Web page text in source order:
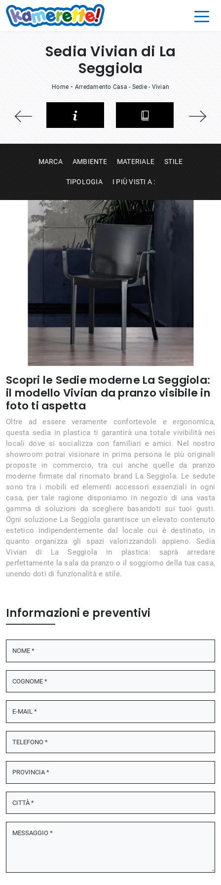
Sedia Vivian di La
Seggiola
Home-Arredamento Casa-Sedie -Vivian
MARCA AMBIENTE MATERIALE STILE
TIPOLOGIA I PIÙ VISTI A :
Scopri le Sedie moderne La Seggiola:
il modello Vivian da pranzo visibile in
foto ti aspetta
Oltre ad essere veramente confortevole e ergonomica,
questa sedia in plastica ti garantirà una totale vivibilità nei
locali dove si socializza con familiari e amici. Nel nostro
showroom potrai visionare in prima persona le più originali
proposte in commercio, tra cui anche quelle da pranzo
moderne firmate dal rinomato brand La Seggiola. Le sedute
sono tra i mobili ed elementi accessori essenziali in ogni
casa, per tale ragione disponiamo in negozio di una vasta
gamma di soluzioni da scegliere basandoti sui tuoi gusti.
Ogni soluzione La Seggiola garantisce un elevato contenuto
estetico indipendentemente dal locale cui è destinato, in
quanto organizza gli spazi valorizzandoli appieno. Sedia
Vivian di La Seggiola in plastica: saprà arredare
perfettamente la sala da pranzo o il soggiorno della tua casa,
unendo doti di funzionalità e stile.
Informazioni e preventivi